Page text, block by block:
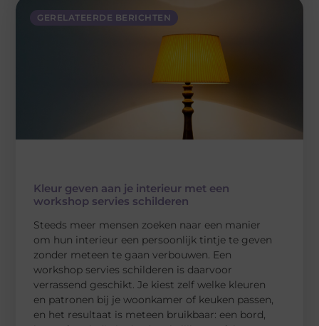
GERELATEERDE BERICHTEN
Kleur geven aan je interieur met een
workshop servies schilderen
Steeds meer mensen zoeken naar een manier
om hun interieur een persoonlijk tintje te geven
zonder meteen te gaan verbouwen. Een
workshop servies schilderen is daarvoor
verrassend geschikt. Je kiest zelf welke kleuren
en patronen bij je woonkamer of keuken passen,
en het resultaat is meteen bruikbaar: een bord,